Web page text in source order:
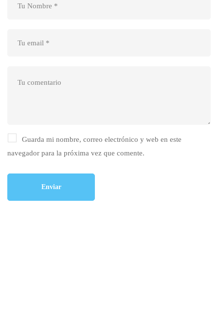
Guarda mi nombre, correo electrónico y web en este
navegador para la próxima vez que comente.